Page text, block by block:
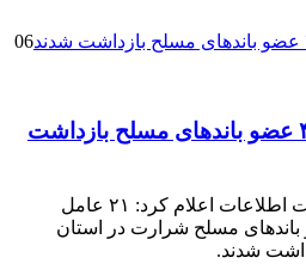
06
۲۱ عامل موساد و ۴ عضو باند‌های مسلح بازداشت
محمودآباد آنلاین : وزارت اطلاعات اعلام کرد: ۲۱ عامل
عضو باند‌های مسلح شرارت در استان
شدند.